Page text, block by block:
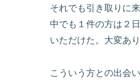
それでも引き取りに
中でも１件の方は２
いただけた。大変あり
こういう方との出会